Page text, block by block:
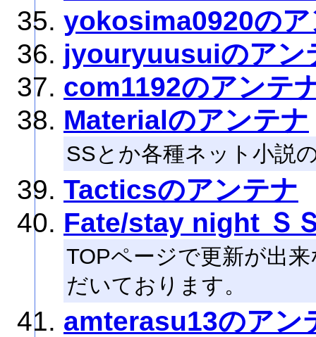
yokosima0920のア
jyouryuusuiのアン
com1192のアンテ
Materialのアンテナ
SSとか各種ネット小説
Tacticsのアンテナ
Fate/stay night Ｓ
TOPページで更新が出
だいております。
amterasu13のアン